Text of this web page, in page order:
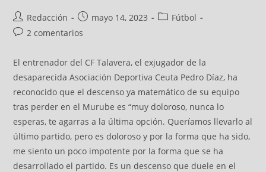
Redacción mayo 14, 2023
Fútbol
2 comentarios
El entrenador del CF Talavera, el exjugador de la
desaparecida Asociación Deportiva Ceuta Pedro Díaz, ha
reconocido que el descenso ya matemático de su equipo
tras perder en el Murube es “muy doloroso, nunca lo
esperas, te agarras a la última opción. Queríamos llevarlo al
último partido, pero es doloroso y por la forma que ha sido,
me siento un poco impotente por la forma que se ha
desarrollado el partido. Es un descenso que duele en el